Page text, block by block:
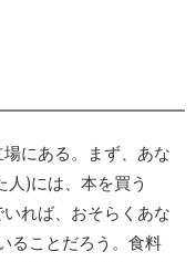
にある。まず、あな
人)には、本を買う
いれば、おそらくあな
ることだろう。食料